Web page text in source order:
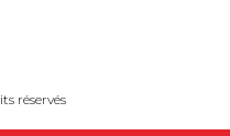
réservés